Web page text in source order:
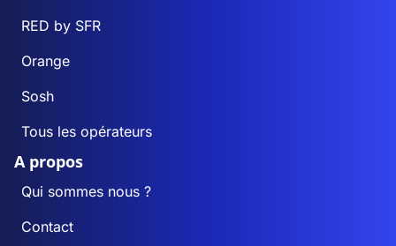
RED by SFR
Orange
Sosh
Tous les opérateurs
A propos
Qui sommes nous ?
Contact